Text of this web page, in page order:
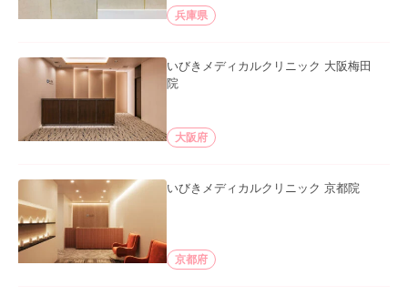
兵庫県
いびきメディカルクリニック 大阪梅田
院
大阪府
いびきメディカルクリニック 京都院
京都府